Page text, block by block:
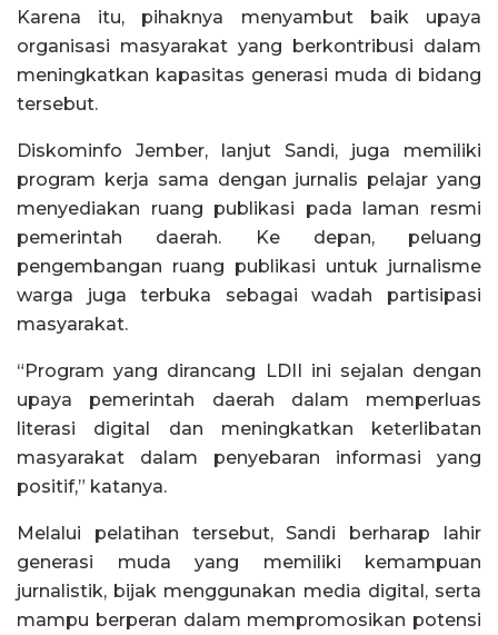
Karena itu, pihaknya menyambut baik upaya
organisasi masyarakat yang berkontribusi dalam
meningkatkan kapasitas generasi muda di bidang
tersebut.
Diskominfo Jember, lanjut Sandi, juga memiliki
program kerja sama dengan jurnalis pelajar yang
menyediakan ruang publikasi pada laman resmi
pemerintah daerah. Ke depan, peluang
pengembangan ruang publikasi untuk jurnalisme
warga juga terbuka sebagai wadah partisipasi
masyarakat.
“Program yang dirancang LDII ini sejalan dengan
upaya pemerintah daerah dalam memperluas
literasi digital dan meningkatkan keterlibatan
masyarakat dalam penyebaran informasi yang
positif,” katanya.
Melalui pelatihan tersebut, Sandi berharap lahir
generasi muda yang memiliki kemampuan
jurnalistik, bijak menggunakan media digital, serta
mampu berperan dalam mempromosikan potensi